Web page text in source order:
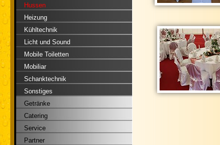
Hussen
Heizung
Kühltechnik
Licht und Sound
Mobile Toiletten
Mobiliar
Schanktechnik
Sonstiges
Getränke
Catering
Service
Partner